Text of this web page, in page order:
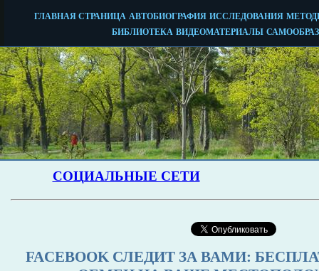
FACEBOOK СЛЕДИТ ЗА ВАМИ: